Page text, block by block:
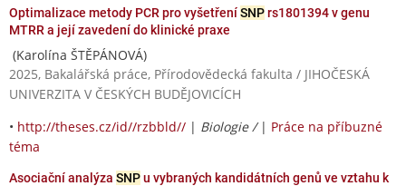
Optimalizace metody PCR pro vyšetřeníSNPrs1801394 v genu
MTRR a její zavedení do klinické praxe
(Karolína ŠTĚPÁNOVÁ)
2025, Bakalářská práce, Přírodovědecká fakulta / JIHOČESKÁ
UNIVERZITA V ČESKÝCH BUDĚJOVICÍCH
• http://theses.cz/id//rzbbld// | Biologie / | Práce na příbuzné
téma
Asociační analýza SNPu vybraných kandidátních genů ve vztahu k